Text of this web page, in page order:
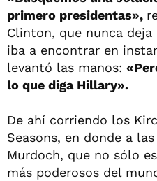
primero presidentas»,
Clinton, que nunca deja
iba a encontrar en
levantó las manos:
lo que diga Hillary».
De ahí corriendo los
Seasons, en donde a
Murdoch, que no sólo
más poderosos del